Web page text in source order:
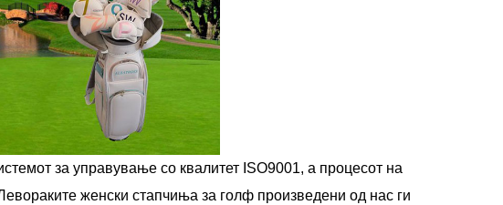
за управување со квалитет ISO9001, а процесот на
женски стапчиња за голф произведени од нас ги